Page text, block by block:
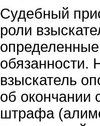
Судебный
роли
обязанности.
взыскатель
об окончании
штрафа